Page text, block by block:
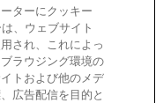
）
ターにクッキー
、ウェブサイト
され、これによっ
ラウジング環境の
トおよび他のメデ
広告配信を目的と